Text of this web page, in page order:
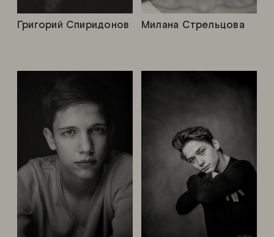
Григорий Спиридонов Милана Стрельцова